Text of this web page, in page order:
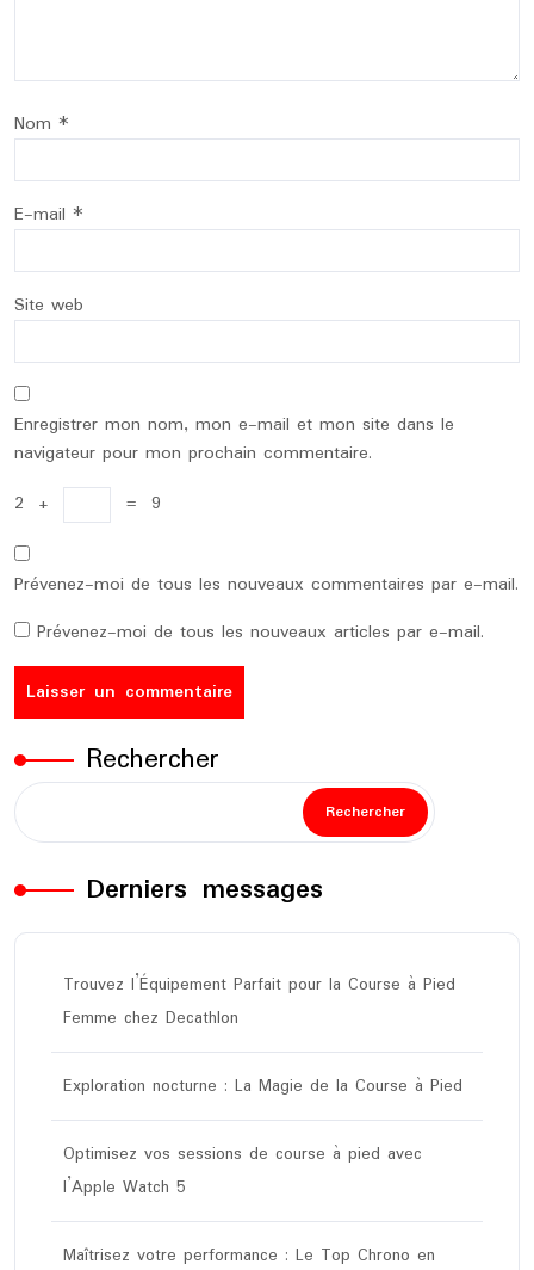
Nom *
E-mail *
Site web
Enregistrer mon nom, mon e-mail et mon site dans le
navigateur pour mon prochain commentaire.
2 + = 9
Prévenez-moi de tous les nouveaux commentaires par e-mail.
Prévenez-moi de tous les nouveaux articles par e-mail.
Rechercher
Rechercher
Derniers messages
Trouvez l’Équipement Parfait pour la Course à Pied
Femme chez Decathlon
Exploration nocturne : La Magie de la Course à Pied
Optimisez vos sessions de course à pied avec
l’Apple Watch 5
Maîtrisez votre performance : Le Top Chrono en